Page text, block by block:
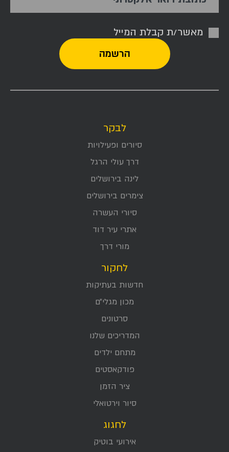
מאשר/ת קבלת המייל
לבקר
סיורים ופעילויות
דרך עולי הרגל
לינה בירושלים
צימרים בירושלים
סיורי העשרה
אתרי עיר דוד
מורי דרך
לחקור
חדשות בעתיקות
מכון מגלי״ם
סרטונים
המדריכים שלנו
מתחם ילדים
פודקאסטים
ציר הזמן
סיור וירטואלי
לחגוג
אירועי בוטיק